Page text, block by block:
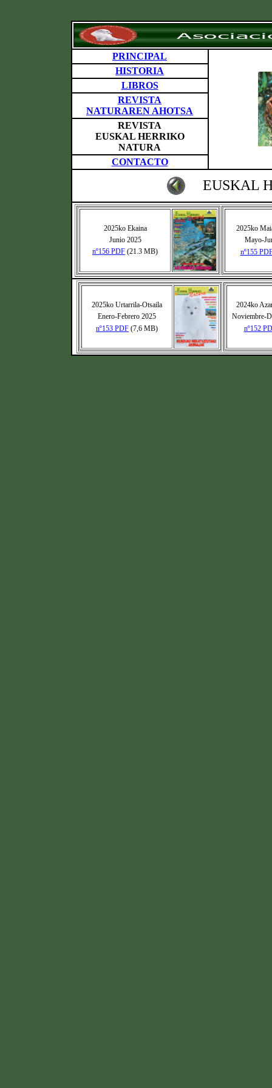
PRINCIPAL
HISTORIA
LIBROS
REVISTA
NATURAREN AHOTSA
REVISTA
EUSKAL HERRIKO
NATURA
CONTACTO
EUSKAL
2025ko Ekaina
Junio 2025
nº156 PDF (21.3 MB)
2025ko
Mayo-
nº155
2025ko Urtarrila-Otsaila
Enero-Febrero 2025
nº153 PDF (7,6 MB)
2024ko
Noviembre-
nº152